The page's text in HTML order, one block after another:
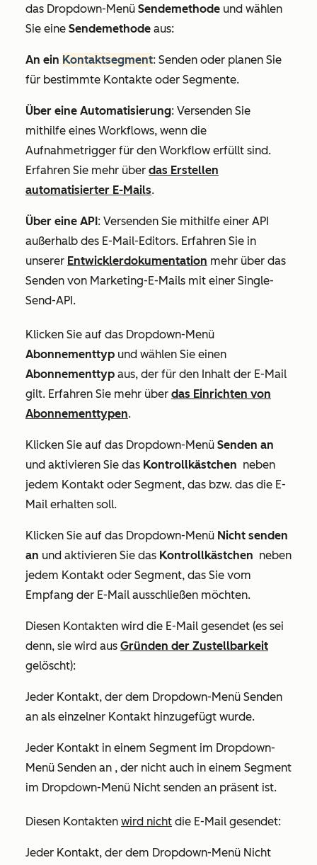
das Dropdown-Menü Sendemethode und wählen
Sie eine Sendemethode aus:
An ein Kontaktsegment: Senden oder planen Sie
für bestimmte Kontakte oder Segmente.
Über eine Automatisierung: Versenden Sie
mithilfe eines Workflows, wenn die
Aufnahmetrigger für den Workflow erfüllt sind.
Erfahren Sie mehr über das Erstellen
automatisierter E-Mails.
Über eine API : Versenden Sie mithilfe einer API
außerhalb des E-Mail-Editors. Erfahren Sie in
unserer Entwicklerdokumentation mehr über das
Senden von Marketing-E-Mails mit einer Single-
Send-API.
Klicken Sie auf das Dropdown-Menü
Abonnementtyp und wählen Sie einen
Abonnementtyp aus, der für den Inhalt der E-Mail
gilt. Erfahren Sie mehr über das Einrichten von
Abonnementtypen.
Klicken Sie auf das Dropdown-Menü Senden an
und aktivieren Sie das Kontrollkästchen neben
jedem Kontakt oder Segment, das bzw. das die E-
Mail erhalten soll.
Klicken Sie auf das Dropdown-Menü Nicht senden
an und aktivieren Sie das Kontrollkästchen neben
jedem Kontakt oder Segment, das Sie vom
Empfang der E-Mail ausschließen möchten.
Diesen Kontakten wird die E-Mail gesendet (es sei
denn, sie wird aus Gründen der Zustellbarkeit
gelöscht):
Jeder Kontakt, der dem Dropdown-Menü Senden
an als einzelner Kontakt hinzugefügt wurde.
Jeder Kontakt in einem Segment im Dropdown-
Menü Senden an , der nicht auch in einem Segment
im Dropdown-Menü Nicht senden an präsent ist.
Diesen Kontakten wird nicht die E-Mail gesendet:
Jeder Kontakt, der dem Dropdown-Menü Nicht